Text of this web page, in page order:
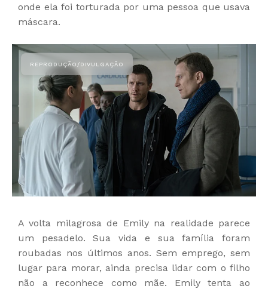
onde ela foi torturada por uma pessoa que usava
máscara.
A volta milagrosa de Emily na realidade parece
um pesadelo. Sua vida e sua família foram
roubadas nos últimos anos. Sem emprego, sem
lugar para morar, ainda precisa lidar com o filho
não a reconhece como mãe. Emily tenta ao